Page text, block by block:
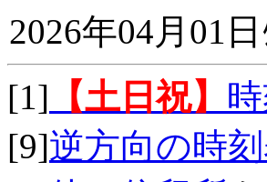
2026年04月01
[1] 【土日祝】
[9]逆方向の時